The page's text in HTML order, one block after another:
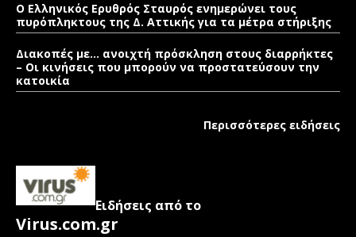
Ο Ελληνικός Ερυθρός Σταυρός ενημερώνει τους
πυρόπληκτους της Δ. Αττικής για τα μέτρα στήριξης
Διακοπές με… ανοιχτή πρόσκληση στους διαρρήκτες
– Οι κινήσεις που μπορούν να προστατεύσουν την
κατοικία
Περισσότερες ειδήσεις
Ειδήσεις από το
Virus.com.gr